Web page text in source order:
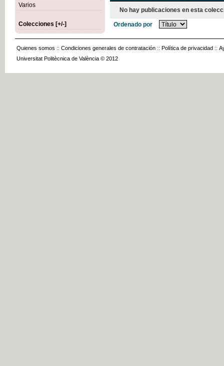
Varios
Colecciones [+/-]
No hay publicaciones en esta
Ordenado por
Quienes somos :: Condiciones generales de contratación :: Política de privacidad ::
Universitat Politècnica de València © 2012